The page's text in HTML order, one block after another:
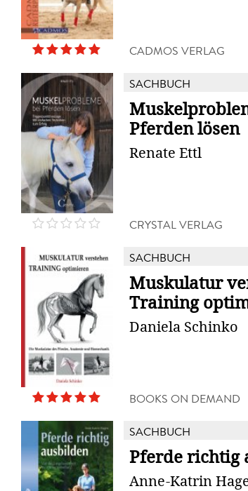
CADMOS VERLAG
SACHBUCH
Pferden lösen
Renate Ettl
CRYSTAL VERLAG
SACHBUCH
Muskulatur
Training
Daniela Schinko
BOOKS ON DEMAND
SACHBUCH
Pferde richtig
Anne-Katrin